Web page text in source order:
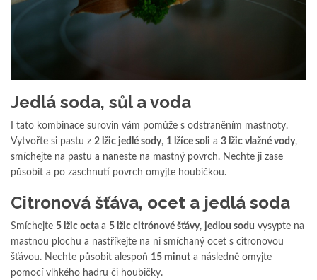
Jedlá soda, sůl a voda
I tato kombinace surovin vám pomůže s odstraněním mastnoty.
Vytvořte si pastu z 2 lžic jedlé sody, 1 lžíce soli a 3 lžic vlažné vody,
smíchejte na pastu a naneste na mastný povrch. Nechte ji zase
působit a po zaschnutí povrch omyjte houbičkou.
Citronová šťáva, ocet a jedlá soda
Smíchejte 5 lžic octa a 5 lžic citrónové šťávy, jedlou sodu vysypte na
mastnou plochu a nastříkejte na ni smíchaný ocet s citronovou
šťávou. Nechte působit alespoň 15 minut a následně omyjte
pomocí vlhkého hadru či houbičky.